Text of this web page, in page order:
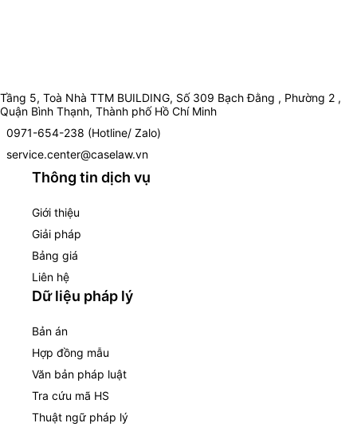
Tầng 5, Toà Nhà TTM BUILDING, Số 309 Bạch Đằng , Phường 2 ,
Quận Bình Thạnh, Thành phố Hồ Chí Minh
0971-654-238 (Hotline/ Zalo)
service.center@caselaw.vn
Thông tin dịch vụ
Giới thiệu
Giải pháp
Bảng giá
Liên hệ
Dữ liệu pháp lý
Bản án
Hợp đồng mẫu
Văn bản pháp luật
Tra cứu mã HS
Thuật ngữ pháp lý